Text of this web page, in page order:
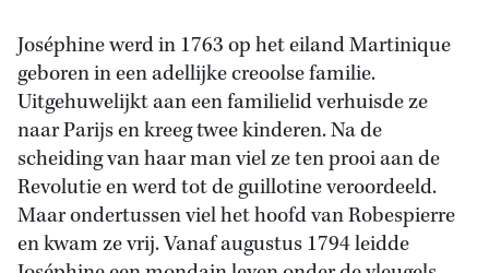
Joséphine werd in 1763 op het eiland Martinique
geboren in een adellijke creoolse familie.
Uitgehuwelijkt aan een familielid verhuisde ze
naar Parijs en kreeg twee kinderen. Na de
scheiding van haar man viel ze ten prooi aan de
Revolutie en werd tot de guillotine veroordeeld.
Maar ondertussen viel het hoofd van Robespierre
en kwam ze vrij. Vanaf augustus 1794 leidde